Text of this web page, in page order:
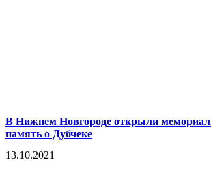
В Нижнем Новгороде открыли
память о Дубчеке
13.10.2021